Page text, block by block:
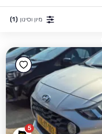
מיון וסינון (1)
5